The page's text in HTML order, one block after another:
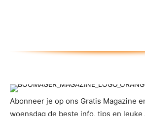
Abonneer je op ons Gratis Magazine
woensdag de beste info, tips en